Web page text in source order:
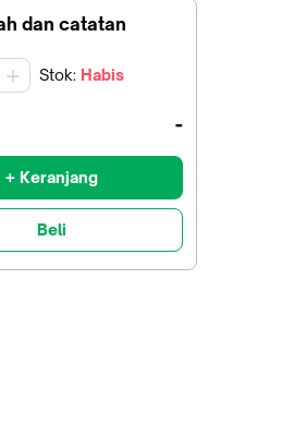
dan catatan
Stok: Habis
-
+ Keranjang
Beli